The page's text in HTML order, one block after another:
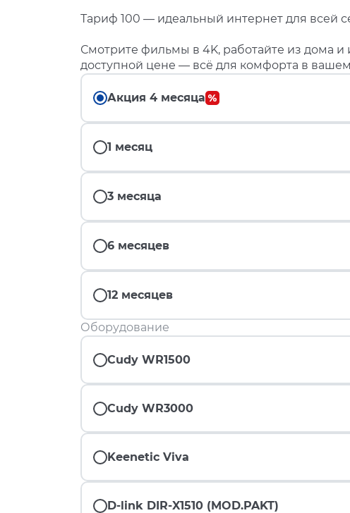
Тариф 100 — идеальный интернет для всей
Смотрите фильмы в 4K, работайте из дома и
доступной цене — всё для комфорта в
Акция 4 месяца
1 месяц
3 месяца
6 месяцев
12 месяцев
Оборудование
Cudy WR1500
Cudy WR3000
Keenetic Viva
D-link DIR-X1510 (MOD.PAKT)